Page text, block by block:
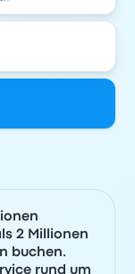
2 Millionen
buchen.
rund um